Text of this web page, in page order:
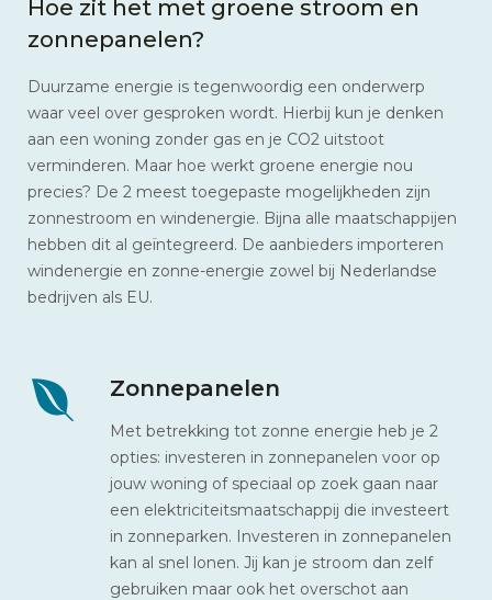
Hoe zit het met groene stroom en
zonnepanelen?
Duurzame energie is tegenwoordig een onderwerp
waar veel over gesproken wordt. Hierbij kun je denken
aan een woning zonder gas en je CO2 uitstoot
verminderen. Maar hoe werkt groene energie nou
precies? De 2 meest toegepaste mogelijkheden zijn
zonnestroom en windenergie. Bijna alle maatschappijen
hebben dit al geïntegreerd. De aanbieders importeren
windenergie en zonne-energie zowel bij Nederlandse
bedrijven als EU.
Zonnepanelen
Met betrekking tot zonne energie heb je 2
opties: investeren in zonnepanelen voor op
jouw woning of speciaal op zoek gaan naar
een elektriciteitsmaatschappij die investeert
in zonneparken. Investeren in zonnepanelen
kan al snel lonen. Jij kan je stroom dan zelf
gebruiken maar ook het overschot aan